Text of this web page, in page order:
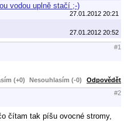
vodou uplně stačí ;-)
27.01.2012 20:21
27.01.2012 20:52
#1
(+0) Nesouhlasím (-0) Odpovědět
#2
čítam tak píšu ovocné stromy,